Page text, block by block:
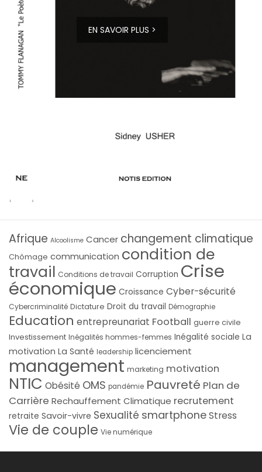
EN SAVOIR PLUS >
Afrique Alcoolisme Cancer changement climatique
Chômage communication condition de
travail Conditions de travail Corruption Crise
économique Croissance Cyber-sécurité
Cybercriminalité Dictature Droit du travail Démographie
Education entrepreunariat Football guerre civile
Investissement Inégalités hommes-femmes Inégalité sociale La
motivation La Santé leadership licenciement
management marketing motivation
NTIC Obésité OMS pandémie Pauvreté Plan de
Carrière Rechauffement Climatique recrutement
retraite Savoir-vivre Sexualité smartphoneStress
Vie de couple Vie numérique